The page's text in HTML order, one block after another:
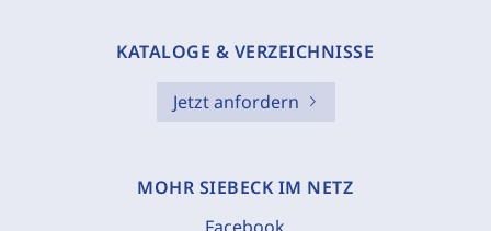
KATALOGE & VERZEICHNISSE
Jetzt anfordern
MOHR SIEBECK IM NETZ